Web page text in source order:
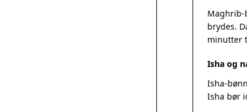
Maghrib-
brydes.
minutter
Isha og
Isha-
Isha bør